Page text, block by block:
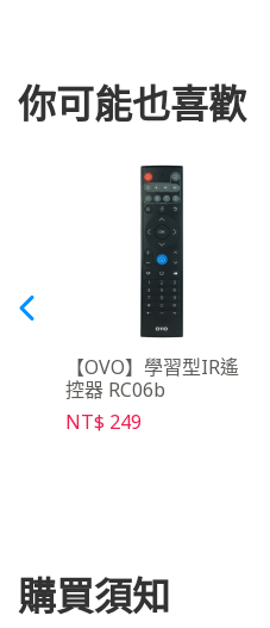
你可能也喜歡
【OVO】學習型IR遙
控器 RC06b
NT$ 249
購買須知